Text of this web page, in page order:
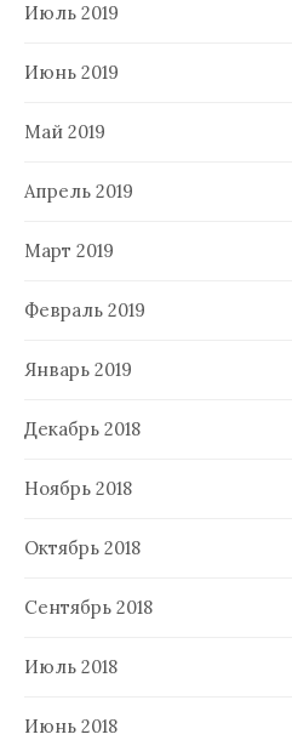
Июль 2019
Июнь 2019
Май 2019
Апрель 2019
Март 2019
Февраль 2019
Январь 2019
Декабрь 2018
Ноябрь 2018
Октябрь 2018
Сентябрь 2018
Июль 2018
Июнь 2018